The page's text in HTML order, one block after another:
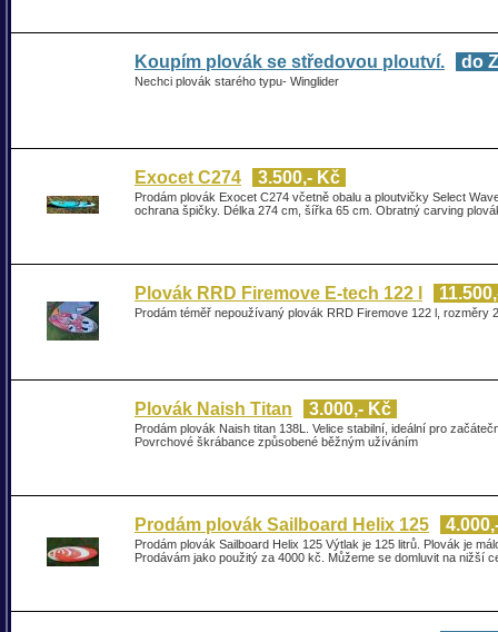
Koupím plovák se středovou ploutví. do
Nechci plovák starého typu- Winglider
Exocet C274 3.500,- Kč
Prodám plovák Exocet C274 včetně obalu a ploutvičky Select
ochrana špičky. Délka 274 cm, šířka 65 cm. Obratný carving
Plovák RRD Firemove E-tech 122 l
Prodám téměř nepoužívaný plovák RRD Firemove 122 l, rozměry
Plovák Naish Titan 3.000,- Kč
Prodám plovák Naish titan 138L. Velice stabilní, ideální pro
Povrchové škrábance způsobené běžným užíváním
Prodám plovák Sailboard Helix 125
Prodám plovák Sailboard Helix 125 Výtlak je 125 litrů. Plovák je
Prodávám jako použitý za 4000 kč. Můžeme se domluvit na nižší